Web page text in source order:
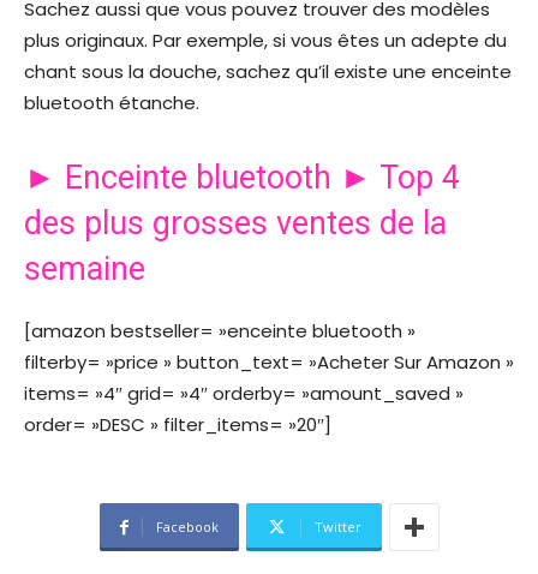
Sachez aussi que vous pouvez trouver des modèles
plus originaux. Par exemple, si vous êtes un adepte du
chant sous la douche, sachez qu’il existe une enceinte
bluetooth étanche.
► Enceinte bluetooth ► Top 4
des plus grosses ventes de la
semaine
[amazon bestseller= »enceinte bluetooth »
filterby= »price » button_text= »Acheter Sur Amazon »
items= »4″ grid= »4″ orderby= »amount_saved »
order= »DESC » filter_items= »20″]
Facebook Twitter